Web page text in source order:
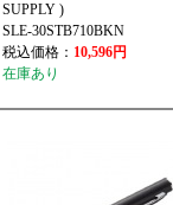
SUPPLY )
SLE-30STB710BKN
税込価格： 10,596円
在庫あり